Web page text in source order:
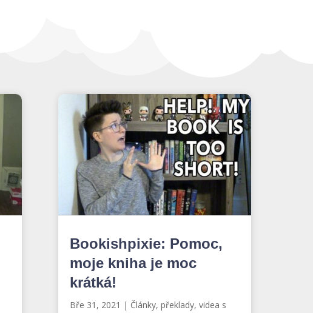
Bookishpixie: Pomoc,
moje kniha je moc
krátká!
Bře 31, 2021 | Články, překlady, videa s